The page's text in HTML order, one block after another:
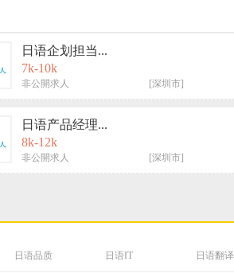
日语企划担当...
7k-10k
非公開求人 [深圳市]
日语产品经理...
8k-12k
非公開求人 [深圳市]
日语品质 日语IT 日语翻译